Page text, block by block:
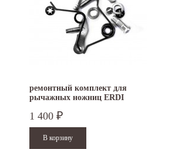
ремонтный комплект для
рычажных ножниц ERDI
1 400 ₽